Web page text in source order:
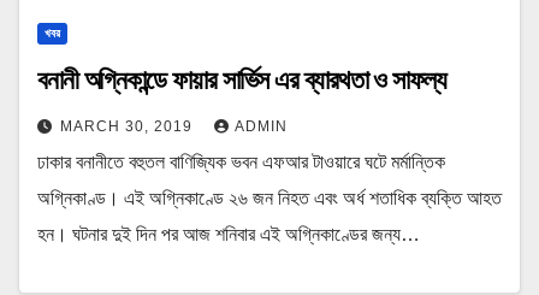
খবর
বনানী অগ্নিকান্ডে ফায়ার সার্ভিস এর ব্যারথতা ও সাফল্য
MARCH 30, 2019 ADMIN
ঢাকার বনানীতে বহুতল বাণিজ্যিক ভবন এফআর টাওয়ারে ঘটে মর্মান্তিক
অগ্নিকাণ্ড। এই অগ্নিকাণ্ডে ২৬ জন নিহত এবং অর্ধ শতাধিক ব্যক্তি আহত
হন। ঘটনার দুই দিন পর আজ শনিবার এই অগ্নিকাণ্ডের জন্য…